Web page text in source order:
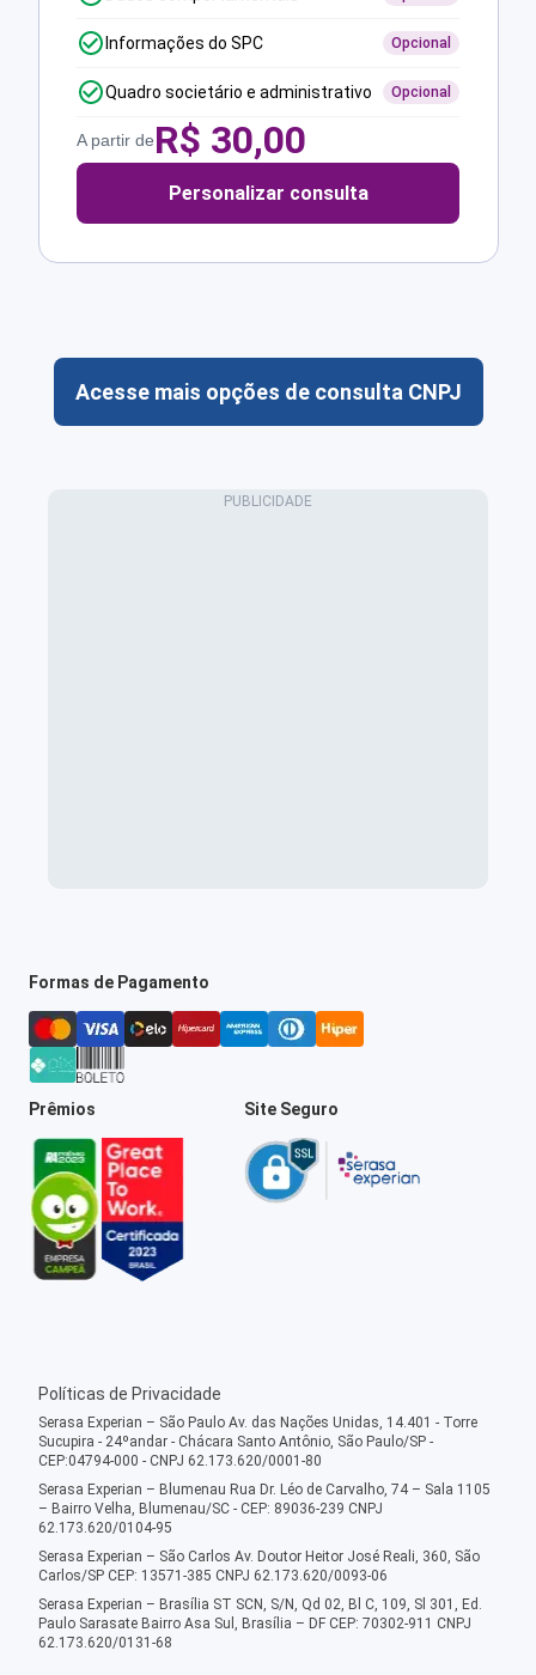
Informações do SPC Opcional
Quadro societário e administrativo Opcional
A partir deR$ 30,00
Personalizar consulta
Acesse mais opções de consulta CNPJ
Formas de Pagamento
Prêmios Site Seguro
Políticas de Privacidade
Serasa Experian – São Paulo Av. das Nações Unidas, 14.401 - Torre
Sucupira - 24ºandar - Chácara Santo Antônio, São Paulo/SP -
CEP:04794-000 - CNPJ 62.173.620/0001-80
Serasa Experian – Blumenau Rua Dr. Léo de Carvalho, 74 – Sala 1105
– Bairro Velha, Blumenau/SC - CEP: 89036-239 CNPJ
62.173.620/0104-95
Serasa Experian – São Carlos Av. Doutor Heitor José Reali, 360, São
Carlos/SP CEP: 13571-385 CNPJ 62.173.620/0093-06
Serasa Experian – Brasília ST SCN, S/N, Qd 02, Bl C, 109, Sl 301, Ed.
Paulo Sarasate Bairro Asa Sul, Brasília – DF CEP: 70302-911 CNPJ
62.173.620/0131-68